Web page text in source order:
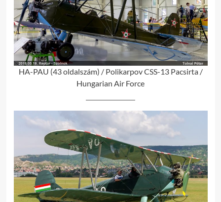
HA-PAU (43 oldalszám) / Polikarpov CSS-13 Pacsirta /
Hungarian Air Force